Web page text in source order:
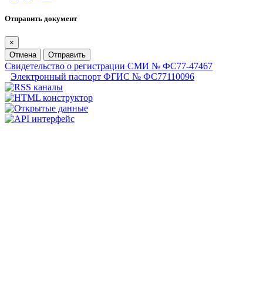
Отправить документ
×
Отмена
Отправить
Свидетельство о регистрации СМИ № ФС77-47467
Электронный паспорт ФГИС № ФС77110096